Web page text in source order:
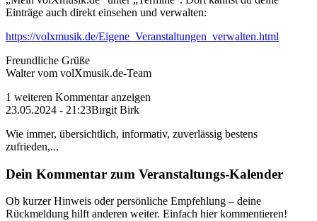
Einträge auch direkt einsehen und verwalten:
https://volxmusik.de/Eigene_Veranstaltungen_verwalten.html
Freundliche Grüße
Walter vom volXmusik.de-Team
1 weiteren Kommentar anzeigen
23.05.2024 - 21:23Birgit Birk
Wie immer, übersichtlich, informativ, zuverlässig bestens
zufrieden,...
Dein Kommentar zum Veranstaltungs-Kalender
Ob kurzer Hinweis oder persönliche Empfehlung – deine
Rückmeldung hilft anderen weiter. Einfach hier kommentieren!